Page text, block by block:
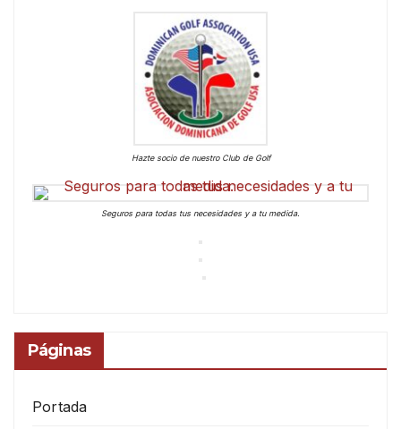
Hazte socio de nuestro Club de Golf
Seguros para todas tus necesidades y a tu medida.
Páginas
Portada